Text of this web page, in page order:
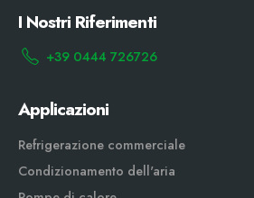
I Nostri Riferimenti
+39 0444 726726
Applicazioni
Refrigerazione commerciale
Condizionamento dell'aria